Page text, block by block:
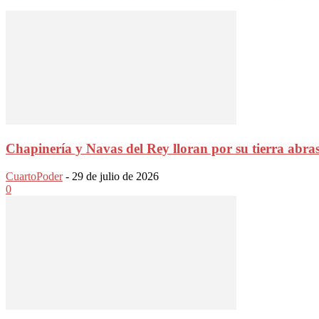
Chapinería y Navas del Rey lloran por su tierra
CuartoPoder - 29 de julio de 2026
0